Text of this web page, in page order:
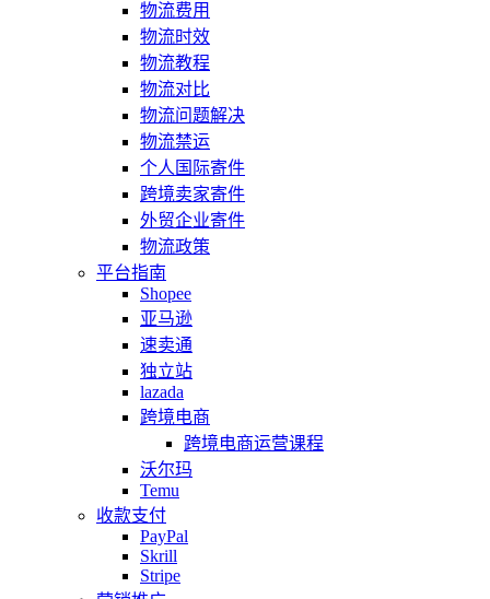
物流费用
物流时效
物流教程
物流对比
物流问题解决
物流禁运
个人国际寄件
跨境卖家寄件
外贸企业寄件
物流政策
平台指南
Shopee
亚马逊
速卖通
独立站
lazada
跨境电商
跨境电商运营课程
沃尔玛
Temu
收款支付
PayPal
Skrill
Stripe